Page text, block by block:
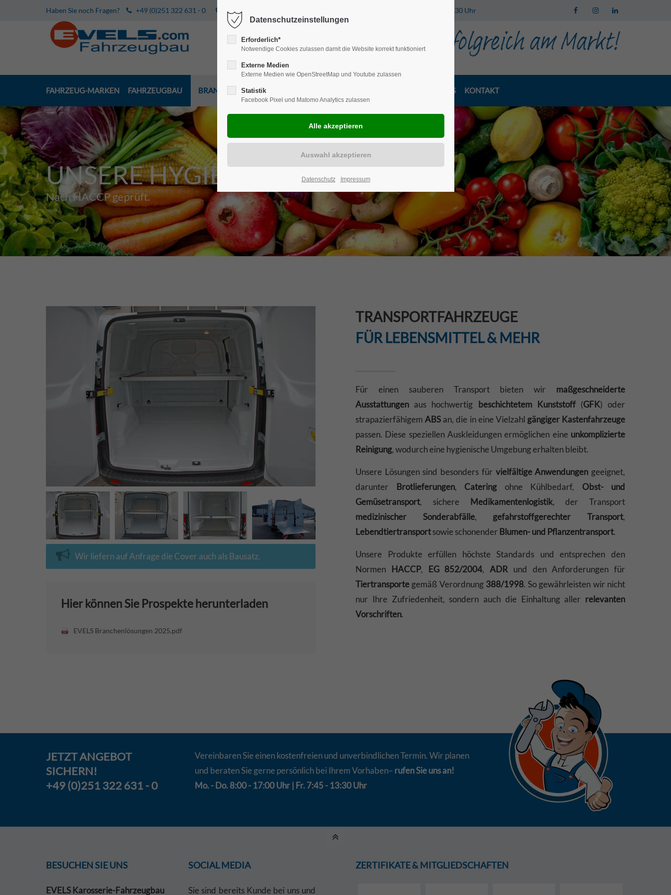
Haben Sie noch Fragen? +49 (0)251 322 631 - 0 Harkortstraße 12, 48163 Münster Mo.-Do. 8:00 - 17:00 | Fr. 7:45 - 13:30 Uhr
FAHRZEUG-MARKEN FAHRZEUGBAU BRANCHENLÖSUNGEN EVELS KONTAKT
UNSERE HYGIENEAUSBAUTEN
Nach HACCP geprüft.
Wir liefern auf Anfrage die Cover auch als Bausatz.
Hier können Sie Prospekte herunterladen
EVELS Branchenlösungen 2025.pdf
TRANSPORTFAHRZEUGE
FÜR LEBENSMITTEL & MEHR
Für einen sauberen Transport bieten wir maßgeschneiderte
Ausstattungen aus hochwertig beschichtetem Kunststoff(GFK) oder
strapazierfähigemABS an, die in eine Vielzahl gängiger Kastenfahrzeuge
passen. Diese speziellen Auskleidungen ermöglichen eine unkomplizierte
Reinigung, wodurch eine hygienische Umgebung erhalten bleibt.
Unsere Lösungen sind besonders für vielfältige Anwendungen geeignet,
darunter
Brotlieferungen, Catering ohne Kühlbedarf, Obst- und
Gemüsetransport, sichere Medikamentenlogistik, der Transport
medizinischer Sonderabfälle, gefahrstoffgerechter Transport,
Lebendtiertransportsowie schonender Blumen- und Pflanzentransport.
Unsere Produkte erfüllen höchste Standards und entsprechen den
Normen
HACCP, EG 852/2004, ADR und den Anforderungen für
Tiertransporte gemäß Verordnung 388/1998. So gewährleisten wir nicht
nur Ihre Zufriedenheit, sondern auch die Einhaltung aller relevanten
Vorschriften.
JETZTANGEBOT
SICHERN!
+49 (0)251 322 631 - 0
Vereinbaren Sie einen kostenfreien und unverbindlichen Termin. Wir planen
und beraten Sie gerne persönlich bei Ihrem Vorhaben– rufen Sie uns an!
Mo. - Do. 8:00 - 17:00 Uhr | Fr. 7:45 - 13:30 Uhr
BESUCHEN SIE UNS
EVELS Karosserie-Fahrzeugbau
SOCIAL MEDIA
Sie sind bereits Kunde bei uns und
ZERTIFIKATE & MITGLIEDSCHAFTEN
Datenschutzeinstellungen
Erforderlich*
Notwendige Cookies zulassen damit die Website korrekt funktioniert
Externe Medien
Externe Medien wie OpenStreetMap und Youtube zulassen
Statistik
Facebook Pixel und Matomo Analytics zulassen
Datenschutz Impressum